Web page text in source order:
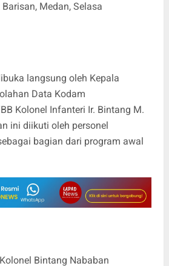
Medan, Selasa
langsung oleh Kepala
Data Kodam
Kolonel Infanteri Ir. Bintang M.
ini diikuti oleh personel
bagian dari program awal
Bintang Nababan